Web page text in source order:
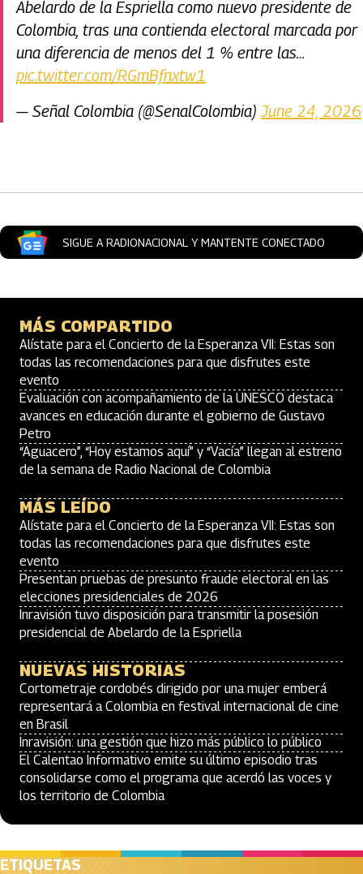
Abelardo de la Espriella como nuevo presidente de
Colombia, tras una contienda electoral marcada por
una diferencia de menos del 1 % entre las…
pic.twitter.com/RGmBfnxtw1
— Señal Colombia (@SenalColombia)June 24, 2026
SIGUE A RADIONACIONAL Y MANTENTE CONECTADO
MÁS COMPARTIDO
Alístate para el Concierto de la Esperanza VII: Estas son
todas las recomendaciones para que disfrutes este
evento
Evaluación con acompañamiento de la UNESCO destaca
avances en educación durante el gobierno de Gustavo
Petro
“Aguacero”, “Hoy estamos aquí” y “Vacía” llegan al estreno
de la semana de Radio Nacional de Colombia
MÁS LEÍDO
Alístate para el Concierto de la Esperanza VII: Estas son
todas las recomendaciones para que disfrutes este
evento
Presentan pruebas de presunto fraude electoral en las
elecciones presidenciales de 2026
Inravisión tuvo disposición para transmitir la posesión
presidencial de Abelardo de la Espriella
NUEVAS HISTORIAS
Cortometraje cordobés dirigido por una mujer emberá
representará a Colombia en festival internacional de cine
en Brasil
Inravisión: una gestión que hizo más público lo público
El Calentao Informativo emite su último episodio tras
consolidarse como el programa que acerdó las voces y
los territorio de Colombia
ETIQUETAS